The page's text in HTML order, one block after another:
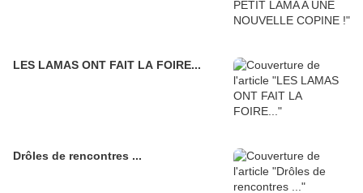
LES LAMAS ONT FAIT LA FOIRE...
Drôles de rencontres ...